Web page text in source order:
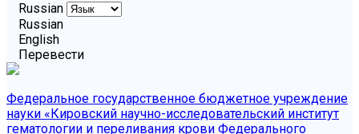
Russian
Russian
English
Перевести
Федеральное государственное бюджетное учреждение
науки «Кировский научно-исследовательский институт
гематологии и переливания крови Федерального